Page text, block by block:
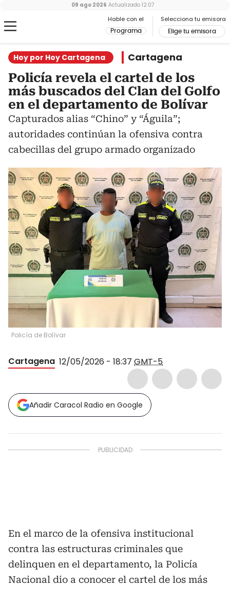
Hable con el
Programa
Selecciona tu emisora
Elige tu emisora
09 ago 2026 Actualizado 12:07
Hoy por Hoy Cartagena Cartagena
Policía revela el cartel de los
más buscados del Clan del Golfo
en el departamento de Bolívar
Capturados alias “Chino” y “Águila”;
autoridades continúan la ofensiva contra
cabecillas del grupo armado organizado
Policía de Bolívar
Cartagena 12/05/2026 - 18:37 GMT-5
Añadir Caracol Radio en Google
En el marco de la ofensiva institucional
contra las estructuras criminales que
delinquen en el departamento, la Policía
Nacional dio a conocer el cartel de los más